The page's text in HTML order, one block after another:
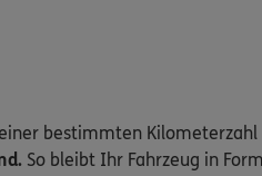
bestimmten Kilometerzahl
So bleibt Ihr Fahrzeug in